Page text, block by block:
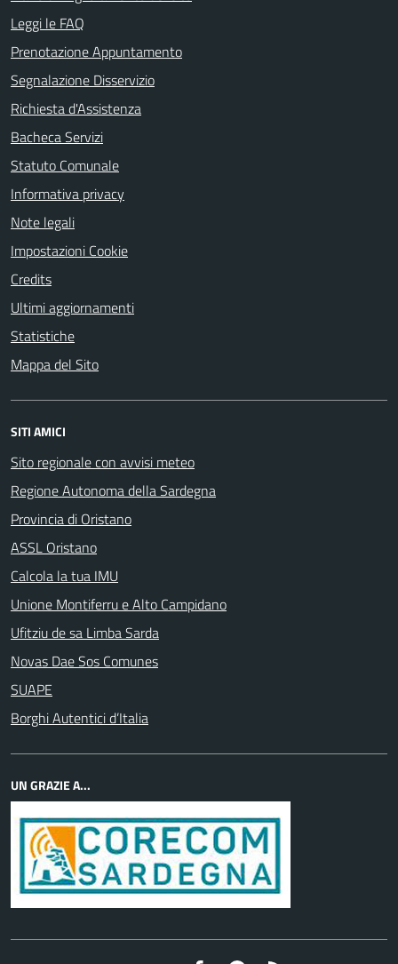
Leggi le FAQ
Prenotazione Appuntamento
Segnalazione Disservizio
Richiesta d'Assistenza
Bacheca Servizi
Statuto Comunale
Informativa privacy
Note legali
Impostazioni Cookie
Credits
Ultimi aggiornamenti
Statistiche
Mappa del Sito
SITI AMICI
Sito regionale con avvisi meteo
Regione Autonoma della Sardegna
Provincia di Oristano
ASSL Oristano
Calcola la tua IMU
Unione Montiferru e Alto Campidano
Ufitziu de sa Limba Sarda
Novas Dae Sos Comunes
SUAPE
Borghi Autentici d’Italia
UN GRAZIE A...